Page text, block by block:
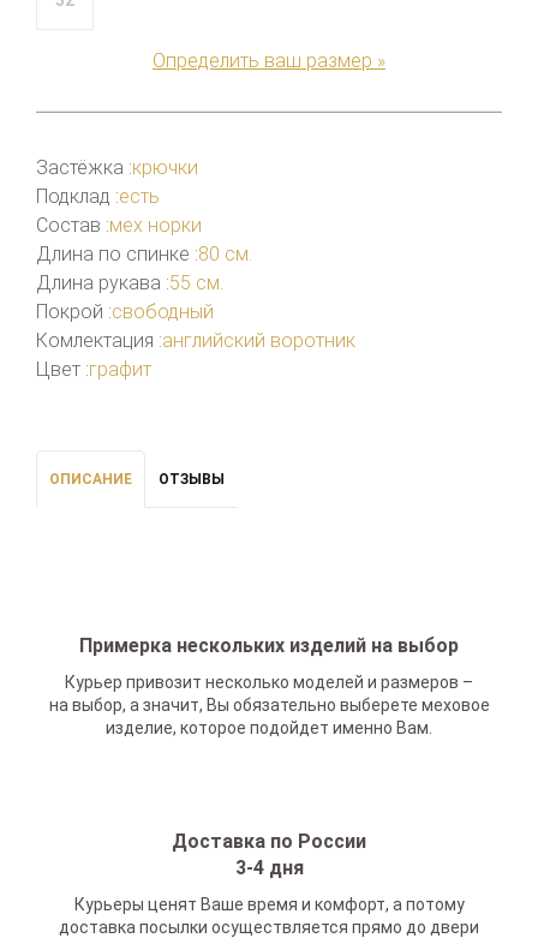
Определить ваш размер »
Застёжка :крючки
Подклад :есть
Состав :мех норки
Длина по спинке :80 см.
Длина рукава :55 см.
Покрой :свободный
Комлектация :английский воротник
Цвет :графит
ОПИСАНИЕ ОТЗЫВЫ
Примерка нескольких изделий на выбор
Курьер привозит несколько моделей и размеров –
на выбор, а значит, Вы обязательно выберете меховое
изделие, которое подойдет именно Вам.
Доставка по России
3-4 дня
Курьеры ценят Ваше время и комфорт, а потому
доставка посылки осуществляется прямо до двери